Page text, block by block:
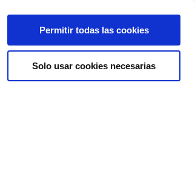
Permitir todas las cookies
Solo usar cookies necesarias